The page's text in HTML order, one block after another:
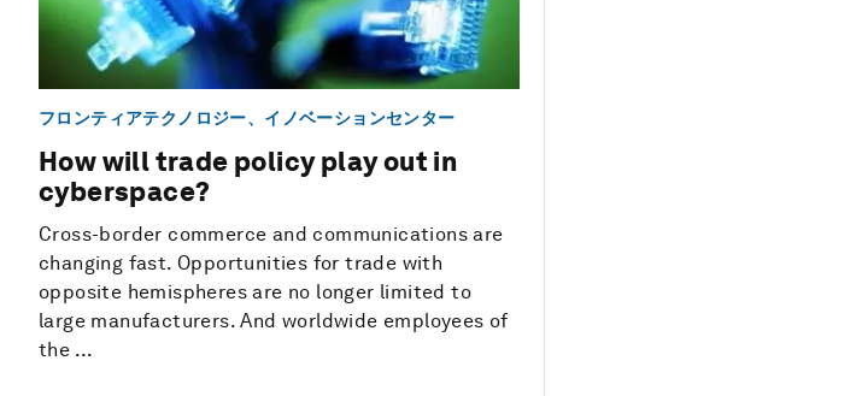
フロンティアテクノロジー、イノベーションセンター
How will trade policy play out in
cyberspace?
Cross-border commerce and communications are
changing fast. Opportunities for trade with
opposite hemispheres are no longer limited to
large manufacturers. And worldwide employees of
the ...